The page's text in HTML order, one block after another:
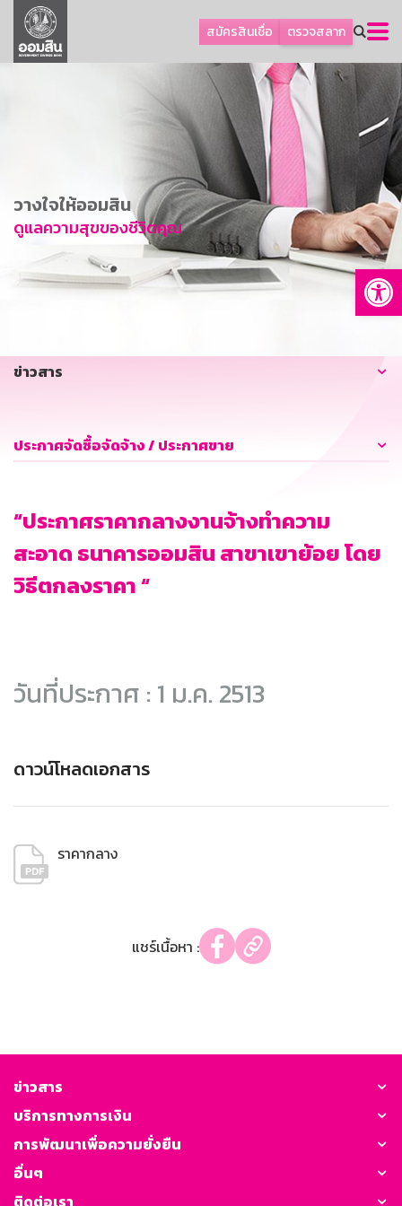
สมัครสินเชื่อ ตรวจสลาก
ลูกค้าธุรกิจ
ลูกค้าผู้ประกอบรายย่อย
การพัฒนาที่ยั่งยืน
ข่าวสาร
บริการทางการเงิน
อื่นๆ
วางใจให้ออมสิน
ดูแลความสุขของชีวิตคุณ
ข่าวสาร
ประกาศจัดซื้อจัดจ้าง / ประกาศขาย
“ประกาศราคากลางงานจ้างทำความ
สะอาด ธนาคารออมสิน สาขาเขาย้อย โดย
วิธีตกลงราคา “
วันที่ประกาศ : 1 ม.ค. 2513
ดาวน์โหลดเอกสาร
ราคากลาง
แชร์เนื้อหา :
ข่าวสาร
บริการทางการเงิน
การพัฒนาเพื่อความยั่งยืน
อื่นๆ